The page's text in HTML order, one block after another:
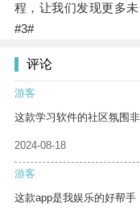
程，让我们发现更多未
#3#
评论
游客
这款学习软件的社区氛围
2024-08-18
游客
这款app是我娱乐的好帮手